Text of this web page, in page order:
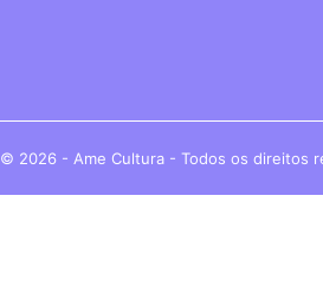
© 2026 - Ame Cultura - Todos os direitos